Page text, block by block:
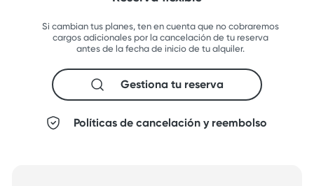
Si cambian tus planes, ten en cuenta que no cobraremos
cargos adicionales por la cancelación de tu reserva
antes de la fecha de inicio de tu alquiler.
Gestiona tu reserva
Políticas de cancelación y reembolso